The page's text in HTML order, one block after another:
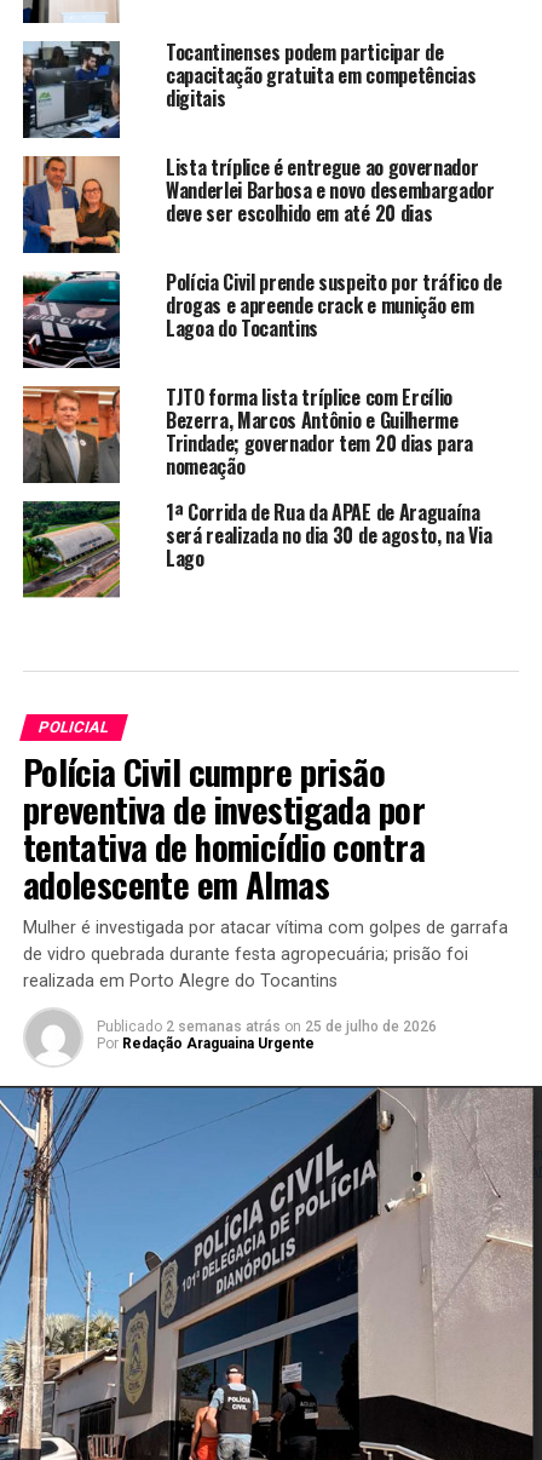
Tocantinenses podem participar de
capacitação gratuita em competências
digitais
Lista tríplice é entregue ao governador
Wanderlei Barbosa e novo desembargador
deve ser escolhido em até 20 dias
Polícia Civil prende suspeito por tráfico de
drogas e apreende crack e munição em
Lagoa do Tocantins
TJTO forma lista tríplice com Ercílio
Bezerra, Marcos Antônio e Guilherme
Trindade; governador tem 20 dias para
nomeação
1ª Corrida de Rua da APAE de Araguaína
será realizada no dia 30 de agosto, na Via
Lago
POLICIAL
Polícia Civil cumpre prisão
preventiva de investigada por
tentativa de homicídio contra
adolescente em Almas
Mulher é investigada por atacar vítima com golpes de garrafa
de vidro quebrada durante festa agropecuária; prisão foi
realizada em Porto Alegre do Tocantins
Publicado 2 semanas atrás on 25 de julho de 2026
Por Redação Araguaina Urgente